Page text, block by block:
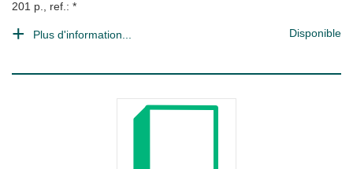
201 p., ref.: *
Plus d'information... Disponible